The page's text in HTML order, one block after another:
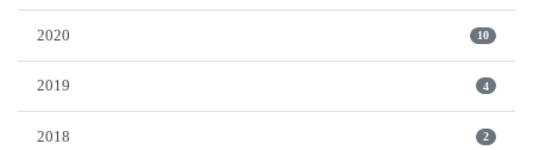
2020 10
2019 4
2018 2